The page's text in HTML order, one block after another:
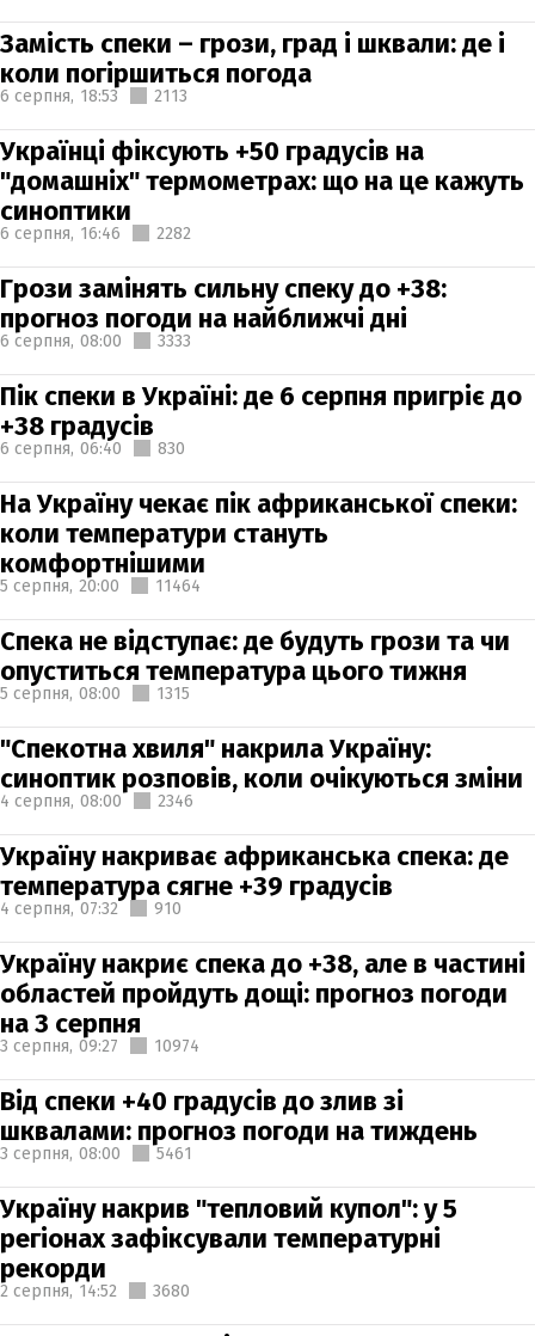
Замість спеки – грози, град і шквали: де і
коли погіршиться погода
6 серпня, 18:53 2113
Українці фіксують +50 градусів на
"домашніх" термометрах: що на це кажуть
синоптики
6 серпня, 16:46 2282
Грози замінять сильну спеку до +38:
прогноз погоди на найближчі дні
6 серпня, 08:00 3333
Пік спеки в Україні: де 6 серпня пригріє до
+38 градусів
6 серпня, 06:40 830
На Україну чекає пік африканської спеки:
коли температури стануть
комфортнішими
5 серпня, 20:00 11464
Спека не відступає: де будуть грози та чи
опуститься температура цього тижня
5 серпня, 08:00 1315
"Спекотна хвиля" накрила Україну:
синоптик розповів, коли очікуються зміни
4 серпня, 08:00 2346
Україну накриває африканська спека: де
температура сягне +39 градусів
4 серпня, 07:32 910
Україну накриє спека до +38, але в частині
областей пройдуть дощі: прогноз погоди
на 3 серпня
3 серпня, 09:27 10974
Від спеки +40 градусів до злив зі
шквалами: прогноз погоди на тиждень
3 серпня, 08:00 5461
Україну накрив "тепловий купол": у 5
регіонах зафіксували температурні
рекорди
2 серпня, 14:52 3680